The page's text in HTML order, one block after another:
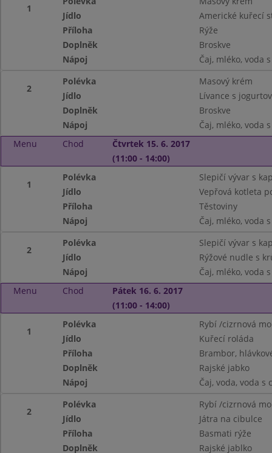
1
Jídlo
Americké kuřecí
Příloha
Rýže
Doplněk
Broskve
Nápoj
Čaj, mléko, voda
2
Polévka
Masový krém
Jídlo
Lívance s
Doplněk
Broskve
Nápoj
Čaj, mléko, voda
Menu
Chod
Čtvrtek 15. 6. 2017
(11:00 - 14:00)
1
Polévka
Slepičí vývar s
Jídlo
Vepřová kotleta
Příloha
Těstoviny
Nápoj
Čaj, mléko, voda
2
Polévka
Slepičí vývar s
Jídlo
Rýžové nudle s
Nápoj
Čaj, mléko, voda
Menu
Chod
Pátek 16. 6. 2017
(11:00 - 14:00)
1
Polévka
Rybí /cizrnová
Jídlo
Kuřecí roláda
Příloha
Brambor,
Doplněk
Rajské jabko
Nápoj
Čaj, voda, voda s
2
Polévka
Rybí /cizrnová
Jídlo
Játra na cibulce
Příloha
Basmati rýže
Doplněk
Rajské jablko